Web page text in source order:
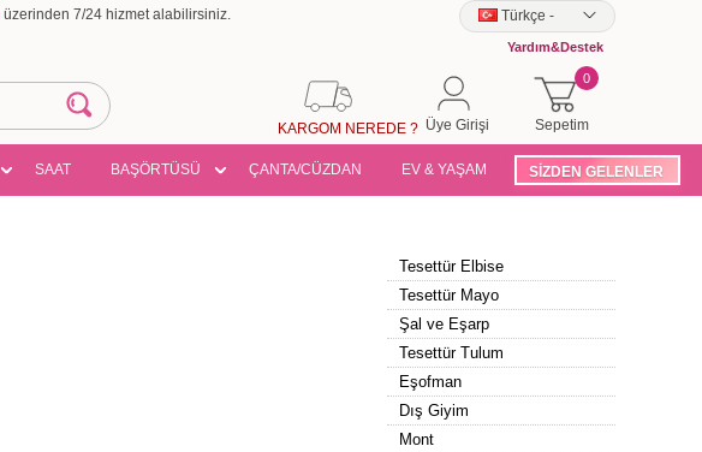
üzerinden 7/24 hizmet alabilirsiniz. Türkçe -
Yardım&Destek
Sepetim
0
Üye Girişi
KARGOM NEREDE ?
SAAT BAŞÖRTÜSÜ ÇANTA/CÜZDAN EV & YAŞAM SİZDEN GELENLER
Tesettür Elbise
Tesettür Mayo
Şal ve Eşarp
Tesettür Tulum
Eşofman
Dış Giyim
Mont